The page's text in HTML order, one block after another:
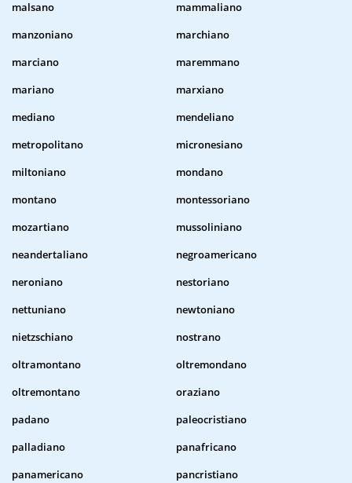
malsano
mammaliano
manzoniano
marchiano
marciano
maremmano
mariano
marxiano
mediano
mendeliano
metropolitano
micronesiano
miltoniano
mondano
montano
montessoriano
mozartiano
mussoliniano
neandertaliano
negroamericano
neroniano
nestoriano
nettuniano
newtoniano
nietzschiano
nostrano
oltramontano
oltremondano
oltremontano
oraziano
padano
paleocristiano
palladiano
panafricano
panamericano
pancristiano